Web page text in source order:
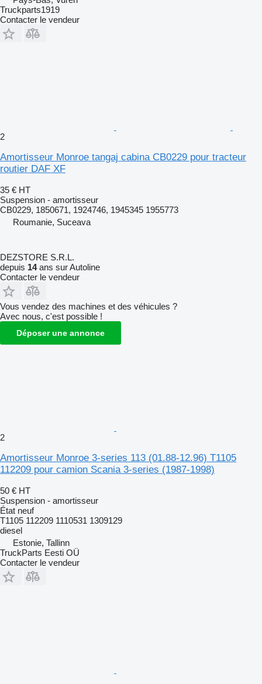
Truckparts1919
Contacter le vendeur
2
Amortisseur Monroe tangaj cabina CB0229 pour tracteur
routier DAF XF
35 € HT
Suspension - amortisseur
CB0229, 1850671, 1924746, 1945345 1955773
Roumanie, Suceava
DEZSTORE S.R.L.
depuis 14ans sur Autoline
Contacter le vendeur
Vous vendez des machines et des véhicules ?
Avec nous, c'est possible !
Déposer une annonce
2
Amortisseur Monroe 3-series 113 (01.88-12.96) T1105
112209 pour camion Scania 3-series (1987-1998)
50 € HT
Suspension - amortisseur
État neuf
T1105 112209 1110531 1309129
diesel
Estonie, Tallinn
TruckParts Eesti OÜ
Contacter le vendeur